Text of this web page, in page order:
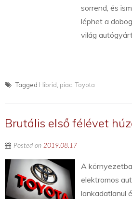
sorrend, és
léphet a
világ
Tagged Hibrid piac ,Toyota
Brutális első félévet
Posted on 2019.08.17
A
elektromos
lankadatlanul